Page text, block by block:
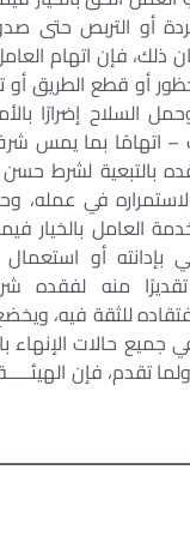
أو التربص حتى
ذلك، فإن اتهام
أو قطع الطريق أو
السلاح إضرارًا
ريب – اتهامًا بما يمس
بالتبعية لشرط
في عمله،
العامل بالخيار
بإدانته أو
تقديرًا منه
للثقة فيه،
حالات الإنهاء
تقدم، فإن